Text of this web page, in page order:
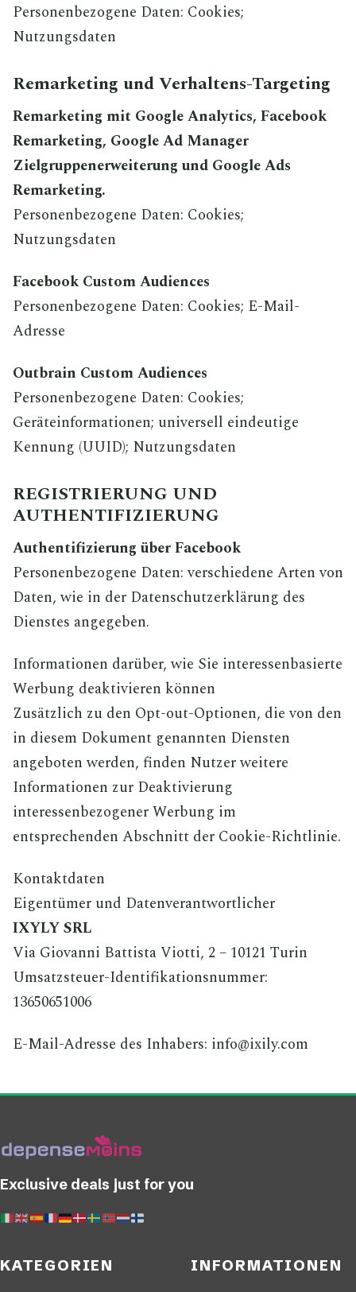
Personenbezogene Daten: Cookies;
Nutzungsdaten
Remarketing und Verhaltens-Targeting
Remarketing mit Google Analytics, Facebook
Remarketing, Google Ad Manager
Zielgruppenerweiterung und Google Ads
Remarketing.
Personenbezogene Daten: Cookies;
Nutzungsdaten
Facebook Custom Audiences
Personenbezogene Daten: Cookies; E-Mail-
Adresse
Outbrain Custom Audiences
Personenbezogene Daten: Cookies;
Geräteinformationen; universell eindeutige
Kennung (UUID); Nutzungsdaten
REGISTRIERUNG UND
AUTHENTIFIZIERUNG
Authentifizierung über Facebook
Personenbezogene Daten: verschiedene Arten von
Daten, wie in der Datenschutzerklärung des
Dienstes angegeben.
Informationen darüber, wie Sie interessenbasierte
Werbung deaktivieren können
Zusätzlich zu den Opt-out-Optionen, die von den
in diesem Dokument genannten Diensten
angeboten werden, finden Nutzer weitere
Informationen zur Deaktivierung
interessenbezogener Werbung im
entsprechenden Abschnitt der Cookie-Richtlinie.
Kontaktdaten
Eigentümer und Datenverantwortlicher
IXYLY SRL
Via Giovanni Battista Viotti, 2 – 10121 Turin
Umsatzsteuer-Identifikationsnummer:
13650651006
E-Mail-Adresse des Inhabers: info@ixily.com
Exclusive deals just for you
KATEGORIEN INFORMATIONEN